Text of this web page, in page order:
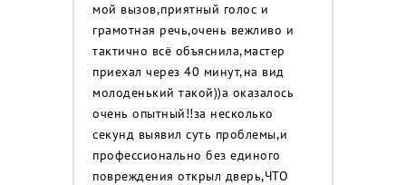
мой вызов,приятный голос и
грамотная речь,очень вежливо и
тактично всё объяснила,мастер
приехал через 40 минут,на вид
молоденький такой))а оказалось
очень опытный!!за несколько
секунд выявил суть проблемы,и
профессионально без единого
повреждения открыл дверь,ЧТО